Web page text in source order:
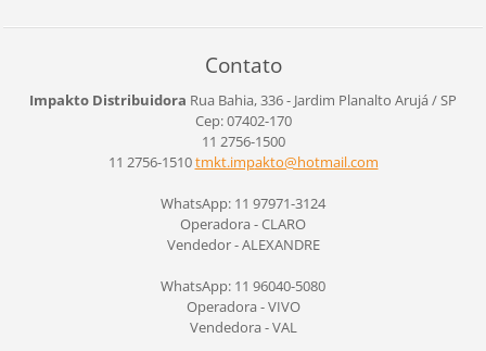
Contato
Impakto Distribuidora Rua Bahia, 336 - Jardim Planalto Arujá / SP
Cep: 07402-170
11 2756-1500
11 2756-1510tmkt.impakto@hotmail.com
WhatsApp: 11 97971-3124
Operadora - CLARO
Vendedor - ALEXANDRE
WhatsApp: 11 96040-5080
Operadora - VIVO
Vendedora - VAL